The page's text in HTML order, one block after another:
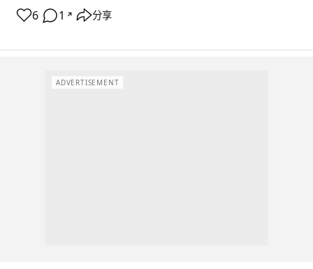
6 1 ↗ 分享
ADVERTISEMENT